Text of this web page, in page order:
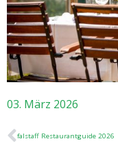
03. März 2026
falstaff Restaurantguide 2026